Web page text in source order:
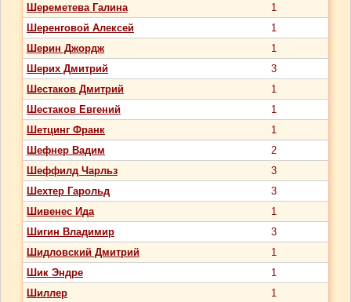
Шереметева Галина
1
Шеренговой Алексей
1
Шерин Джордж
1
Шерих Дмитрий
3
Шестаков Дмитрий
1
Шестаков Евгений
1
Шетцинг Франк
1
Шефнер Вадим
2
Шеффилд Чарльз
3
Шехтер Гарольд
3
Шивенес Ида
1
Шигин Владимир
3
Шидловский Дмитрий
1
Шик Эндре
1
Шиллер
1